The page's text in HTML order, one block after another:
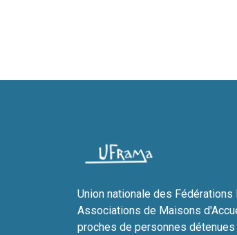
Union nationale des
Associations de Maisons
proches de personnes détenues